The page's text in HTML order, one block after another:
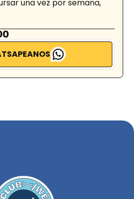
una vez por semana,